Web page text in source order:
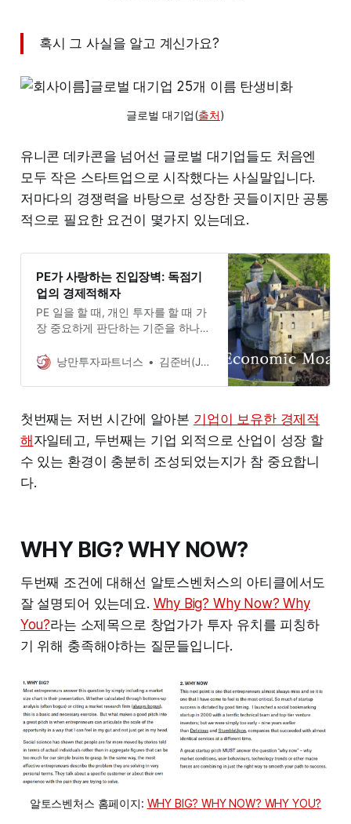
혹시 그 사실을 알고 계신가요?
글로벌 대기업(출처)
유니콘 데카콘을 넘어선 글로벌 대기업들도 처음엔
모두 작은 스타트업으로 시작했다는 사실말입니다.
저마다의 경쟁력을 바탕으로 성장한 곳들이지만 공통
적으로 필요한 요건이 몇가지 있는데요.
PE가 사랑하는 진입장벽: 독점기
업의 경제적해자
PE 일을 할 때, 개인 투자를 할 때 가
장 중요하게 판단하는 기준을 하나만
언컨데 투자 대상 선정 기준에 있어
낭만투자파트너스 김준버(John.ber Kim)
첫번째는 저번 시간에 알아본 기업이 보유한 경제적
해자일테고, 두번째는 기업 외적으로 산업이 성장 할
수 있는 환경이 충분히 조성되었는지가 참 중요합니
다.
WHY BIG? WHY NOW?
두번째 조건에 대해선 알토스벤처스의 아티클에서도
잘 설명되어 있는데요. Why Big? Why Now? Why
You?라는 소제목으로 창업가가 투자 유치를 피칭하
기 위해 충족해야하는 질문들입니다.
알토스벤처스 홈페이지: WHY BIG? WHY NOW? WHY YOU?